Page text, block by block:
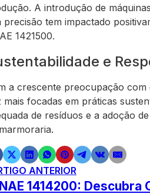
A introdução de
precisão tem impactado
1421500.
e
a crescente preocupação com
mais focadas em práticas
de resíduos e a adoção
ANTERIOR
1414200: